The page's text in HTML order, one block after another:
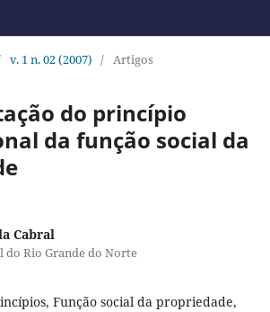
v. 1 n. 02 (2007) / Artigos
do princípio
da função social da
Cabral
do Rio Grande do Norte
Função social da propriedade,